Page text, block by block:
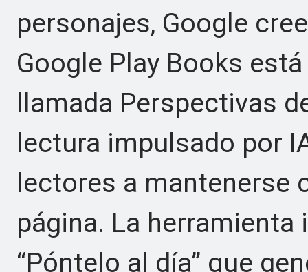
personajes, Google
Google Play Books
llamada Perspectivas
lectura impulsado por
lectores a mantenerse
página. La
“Póntelo al día” que